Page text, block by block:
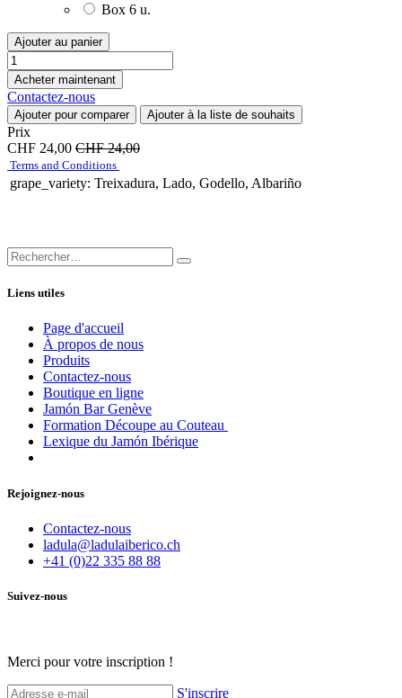
Box 6 u.
Ajouter au panier
Acheter maintenant
Contactez-nous
Ajouter pour comparer Ajouter à la liste de souhaits
Prix
CHF 24,00 CHF24,00
Terms and Conditions
grape_variety: Treixadura, Lado, Godello, Albariño
Liens utiles
Page d'accueil
À propos de nous
Produits
Contactez-nous
Boutique en ligne
Jamón Bar Genève
Formation Découpe au Couteau
Lexique du Jamón Ibérique
Rejoignez-nous
Contactez-nous
ladula@ladulaiberico.ch
+41 (0)22 335 88 88
Suivez-nous
Merci pour votre inscription !
S'inscrire